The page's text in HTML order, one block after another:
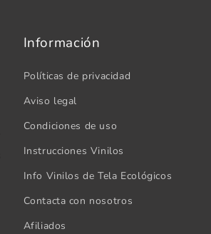
Información
Políticas de privacidad
Aviso legal
Condiciones de uso
Instrucciones Vinilos
Info Vinilos de Tela Ecológicos
Contacta con nosotros
Afiliados